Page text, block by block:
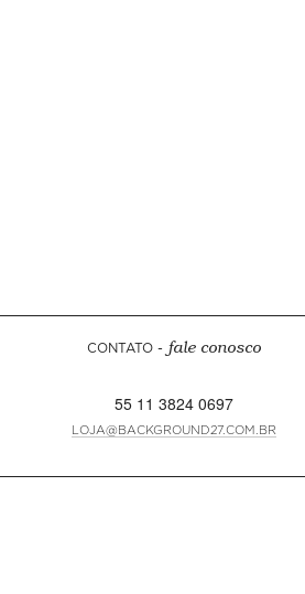
CONTATO - fale conosco
55 11 3824 0697
LOJA@BACKGROUND27.COM.BR